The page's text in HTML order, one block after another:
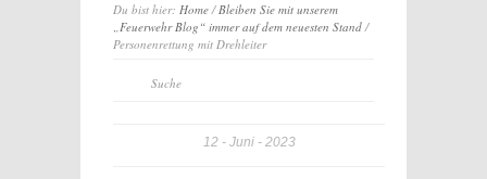
Du bist hier: Home/Bleiben Sie mit unserem
„Feuerwehr Blog“ immer auf dem neuesten Stand/
Personenrettung mit Drehleiter
12 Juni 2023